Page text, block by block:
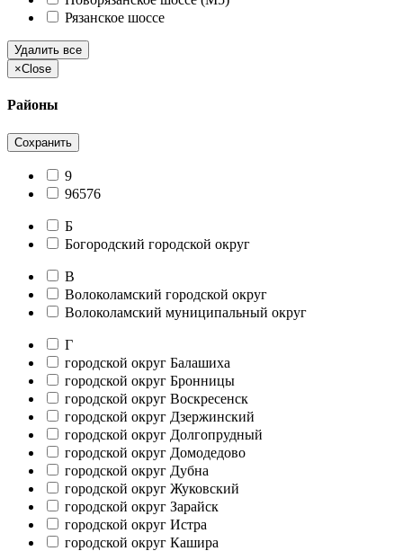
Рязанское шоссе
Удалить все
×Close
Районы
Сохранить
9
96576
Б
Богородский городской округ
В
Волоколамский городской округ
Волоколамский муниципальный округ
Г
городской округ Балашиха
городской округ Бронницы
городской округ Воскресенск
городской округ Дзержинский
городской округ Долгопрудный
городской округ Домодедово
городской округ Дубна
городской округ Жуковский
городской округ Зарайск
городской округ Истра
городской округ Кашира